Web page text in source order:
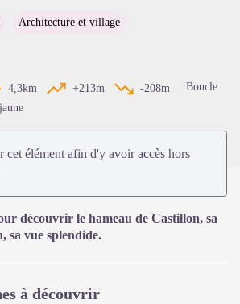
Architecture et village
4,3km +213m -208m
Boucle
cet élément afin d'y avoir accès hors
découvrir le hameau de Castillon, sa
sa vue splendide.
à découvrir